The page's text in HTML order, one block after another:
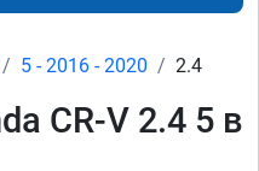
5 - 2016 - 2020 2.4
CR-V 2.4 5 в